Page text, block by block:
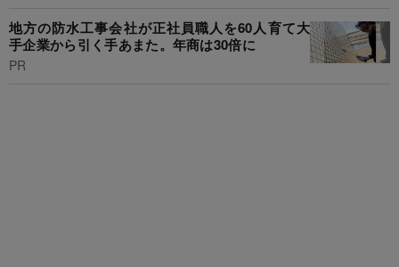
地方の防水工事会社が正社員職人を60人育て大
手企業から引く手あまた。年商は30倍に
PR